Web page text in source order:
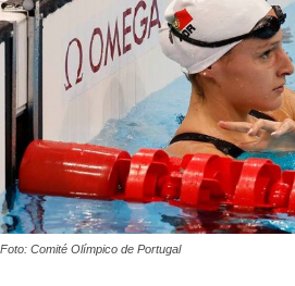
Foto: Comité Olímpico de Portugal